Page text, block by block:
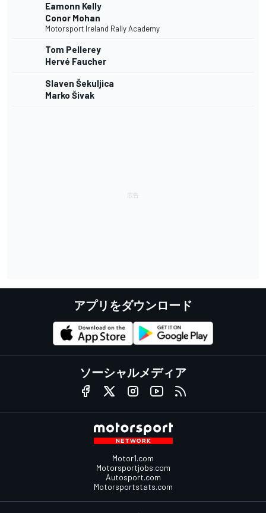
Eamonn Kelly
Conor Mohan
Motorsport Ireland Rally Academy
Tom Pellerey
Hervé Faucher
Slaven Šekuljica
Marko Šivak
アプリをダウンロード
ソーシャルメディア
Motor1.com
Motorsportjobs.com
Autosport.com
Motorsportstats.com